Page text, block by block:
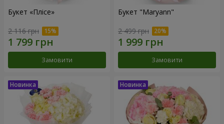
Букет «Плісе»
2 116 грн
Замовити
Букет "Maryann"
2 499 грн
Замовити